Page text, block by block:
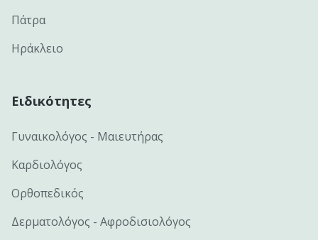
Πάτρα
Ηράκλειο
Ειδικότητες
Γυναικολόγος - Μαιευτήρας
Καρδιολόγος
Ορθοπεδικός
Δερματολόγος - Αφροδισιολόγος